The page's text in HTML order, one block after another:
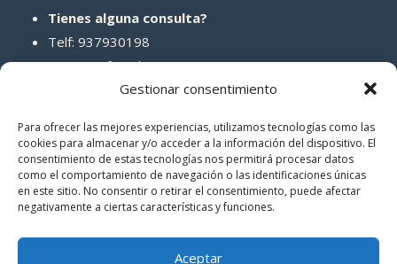
Gestionar consentimiento
Para ofrecer las mejores experiencias, utilizamos tecnologías como las
cookies para almacenar y/o acceder a la información del dispositivo. El
consentimiento de estas tecnologías nos permitirá procesar datos
como el comportamiento de navegación o las identificaciones únicas
en este sitio. No consentir o retirar el consentimiento, puede afectar
negativamente a ciertas características y funciones.
Aceptar
Tienes alguna consulta?
Telf: 937930198
Correo: info@abcreparaciones.com
REDES SOCIALES